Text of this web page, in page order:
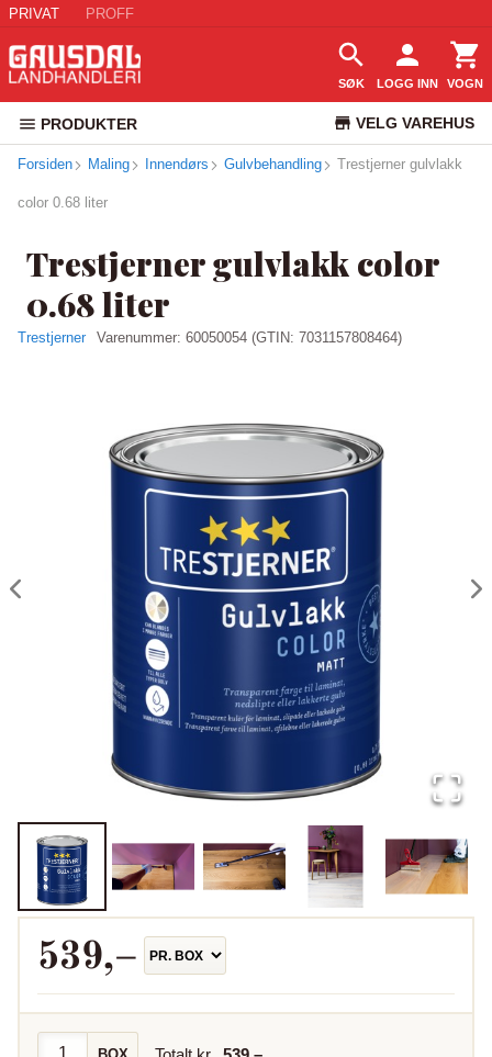
PRIVAT PROFF
SØK LOGG INN VOGN
PRODUKTER VELG VAREHUS
KUNDESERVICE
Forsiden Maling Innendørs Gulvbehandling Trestjerner gulvlakk
color 0.68 liter
Trestjerner gulvlakk color
0.68 liter
Trestjerner Varenummer: 60050054 (GTIN: 7031157808464)
539,–